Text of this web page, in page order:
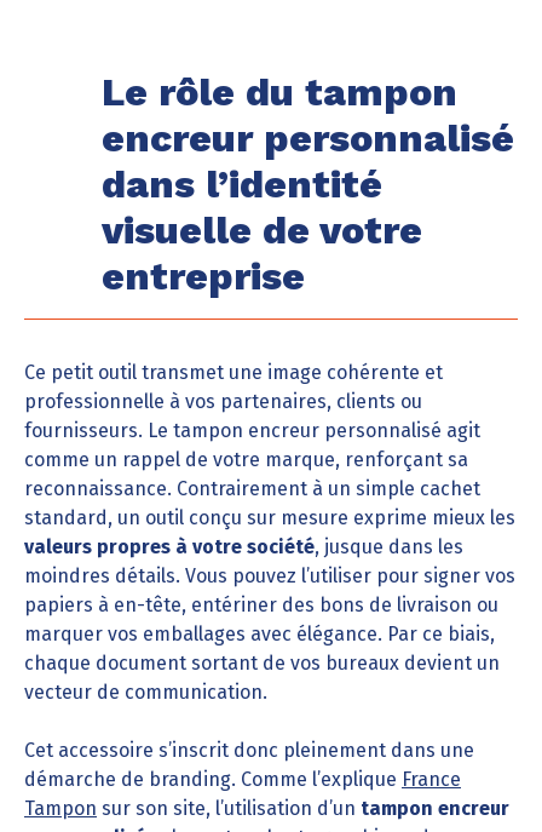
Le rôle du tampon
encreur personnalisé
dans l’identité
visuelle de votre
entreprise
Ce petit outil transmet une image cohérente et
professionnelle à vos partenaires, clients ou
fournisseurs. Le tampon encreur personnalisé agit
comme un rappel de votre marque, renforçant sa
reconnaissance. Contrairement à un simple cachet
standard, un outil conçu sur mesure exprime mieux les
valeurs propres à votre société, jusque dans les
moindres détails. Vous pouvez l’utiliser pour signer vos
papiers à en-tête, entériner des bons de livraison ou
marquer vos emballages avec élégance. Par ce biais,
chaque document sortant de vos bureaux devient un
vecteur de communication.
Cet accessoire s’inscrit donc pleinement dans une
démarche de branding. Comme l’explique France
Tampon sur son site, l’utilisation d’un tampon encreur